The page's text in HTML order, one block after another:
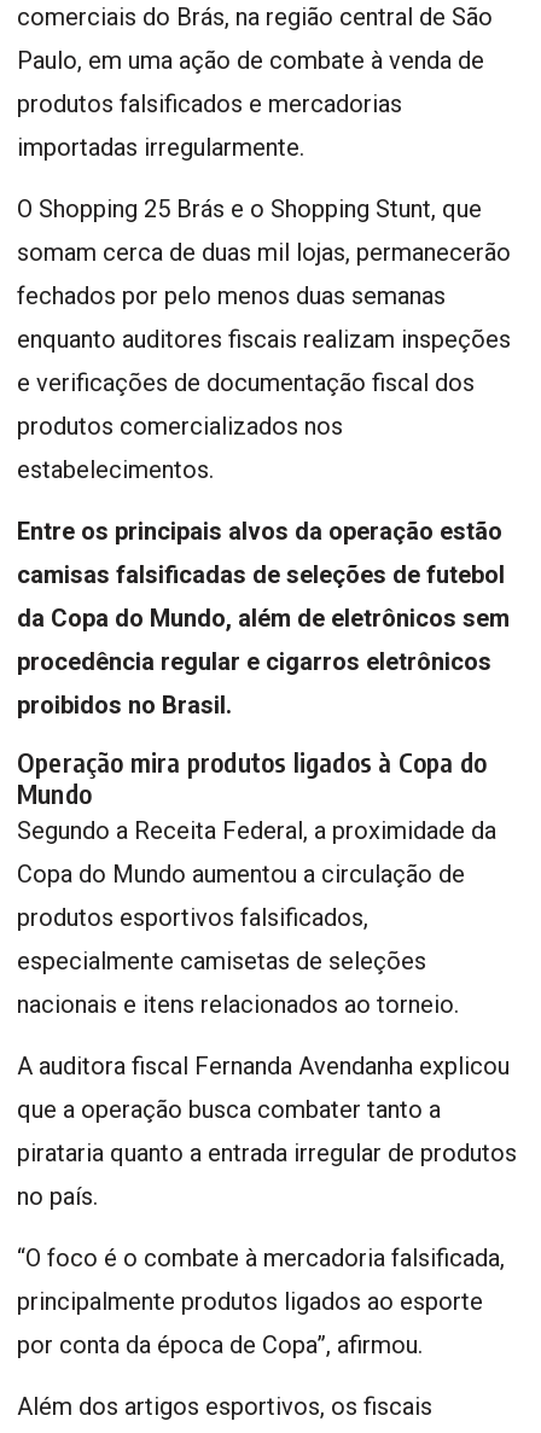
comerciais do Brás, na região central de São
Paulo, em uma ação de combate à venda de
produtos falsificados e mercadorias
importadas irregularmente.
O Shopping 25 Brás e o Shopping Stunt, que
somam cerca de duas mil lojas, permanecerão
fechados por pelo menos duas semanas
enquanto auditores fiscais realizam inspeções
e verificações de documentação fiscal dos
produtos comercializados nos
estabelecimentos.
Entre os principais alvos da operação estão
camisas falsificadas de seleções de futebol
da Copa do Mundo, além de eletrônicos sem
procedência regular e cigarros eletrônicos
proibidos no Brasil.
Operação mira produtos ligados à Copa do
Mundo
Segundo a Receita Federal, a proximidade da
Copa do Mundo aumentou a circulação de
produtos esportivos falsificados,
especialmente camisetas de seleções
nacionais e itens relacionados ao torneio.
A auditora fiscal Fernanda Avendanha explicou
que a operação busca combater tanto a
pirataria quanto a entrada irregular de produtos
no país.
“O foco é o combate à mercadoria falsificada,
principalmente produtos ligados ao esporte
por conta da época de Copa”, afirmou.
Além dos artigos esportivos, os fiscais